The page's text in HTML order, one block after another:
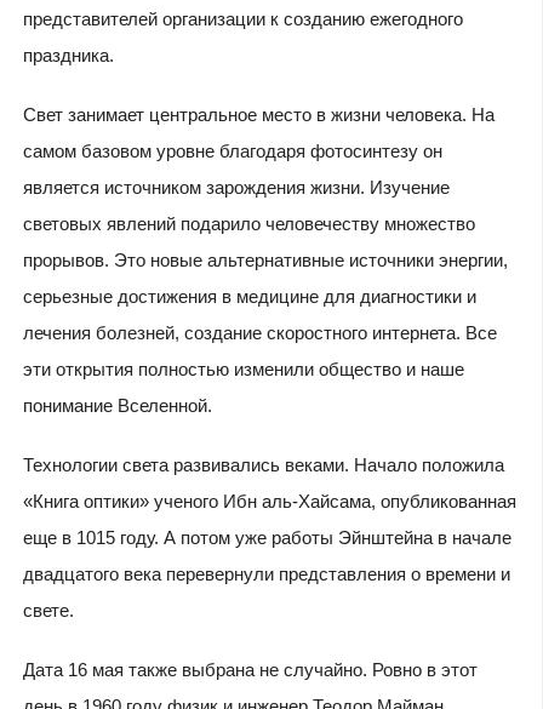
представителей организации к созданию ежегодного
праздника.
Свет занимает центральное место в жизни человека. На
самом базовом уровне благодаря фотосинтезу он
является источником зарождения жизни. Изучение
световых явлений подарило человечеству множество
прорывов. Это новые альтернативные источники энергии,
серьезные достижения в медицине для диагностики и
лечения болезней, создание скоростного интернета. Все
эти открытия полностью изменили общество и наше
понимание Вселенной.
Технологии света развивались веками. Начало положила
«Книга оптики» ученого Ибн аль-Хайсама, опубликованная
еще в 1015 году. А потом уже работы Эйнштейна в начале
двадцатого века перевернули представления о времени и
свете.
Дата 16 мая также выбрана не случайно. Ровно в этот